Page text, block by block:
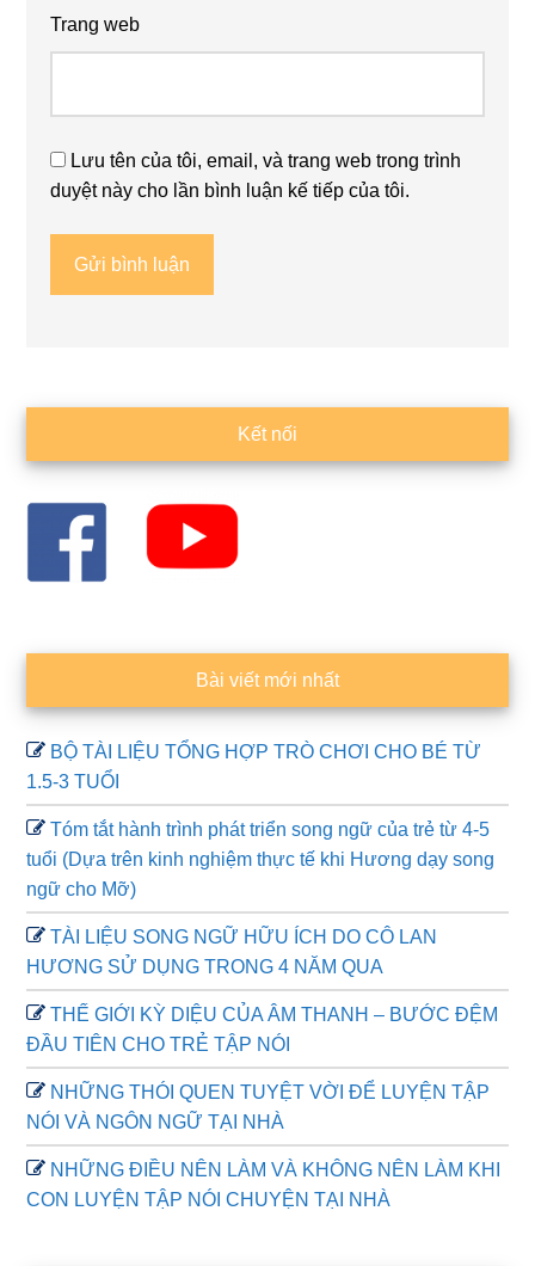
Trang web
Lưu tên của tôi, email, và trang web trong trình
duyệt này cho lần bình luận kế tiếp của tôi.
chính
Kết nối
Bài viết mới nhất
BỘ TÀI LIỆU TỔNG HỢP TRÒ CHƠI CHO BÉ TỪ
1.5-3 TUỔI
Tóm tắt hành trình phát triển song ngữ của trẻ từ 4-5
tuổi (Dựa trên kinh nghiệm thực tế khi Hương dạy song
ngữ cho Mỡ)
TÀI LIỆU SONG NGỮ HỮU ÍCH DO CÔ LAN
HƯƠNG SỬ DỤNG TRONG 4 NĂM QUA
THẾ GIỚI KỲ DIỆU CỦA ÂM THANH – BƯỚC ĐỆM
ĐẦU TIÊN CHO TRẺ TẬP NÓI
NHỮNG THÓI QUEN TUYỆT VỜI ĐỂ LUYỆN TẬP
NÓI VÀ NGÔN NGỮ TẠI NHÀ
NHỮNG ĐIỀU NÊN LÀM VÀ KHÔNG NÊN LÀM KHI
CON LUYỆN TẬP NÓI CHUYỆN TẠI NHÀ